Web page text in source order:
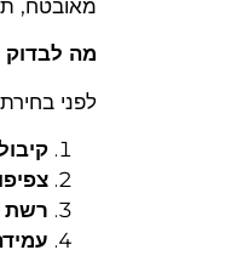
מאובטח,
מה לבדוק
לפני
רשת